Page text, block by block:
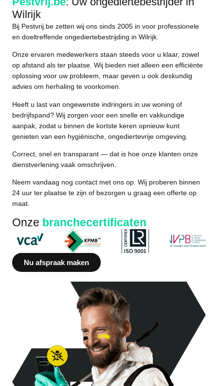
Wilrijk
Bij Pestvrij.be zetten wij ons sinds 2005 in voor professionele
en doeltreffende ongediertebestrijding in Wilrijk.
Onze ervaren medewerkers staan steeds voor u klaar, zowel
op afstand als ter plaatse. Wij bieden niet alleen een efficiënte
oplossing voor uw probleem, maar geven u ook deskundig
advies om herhaling te voorkomen.
Heeft u last van ongewenste indringers in uw woning of
bedrijfspand? Wij zorgen voor een snelle en vakkundige
aanpak, zodat u binnen de kortste keren opnieuw kunt
genieten van een hygiënische, ongediertevrije omgeving.
Correct, snel en transparant — dat is hoe onze klanten onze
dienstverlening vaak omschrijven.
Neem vandaag nog contact met ons op. Wij proberen binnen
24 uur ter plaatse te zijn of bezorgen u graag een offerte op
maat.
Onze branchecertificaten
Nu afspraak maken